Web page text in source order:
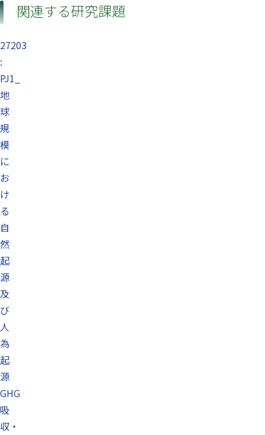
関連する研究課題
27203
:
PJ1_
地
球
規
模
に
お
け
る
自
然
起
源
及
び
人
為
起
源
GHG
吸
収・